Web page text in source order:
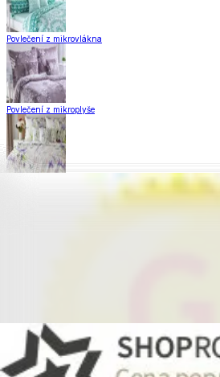
Povlečení z mikrovlákna
Povlečení z mikroplyše
Krepové povlečení